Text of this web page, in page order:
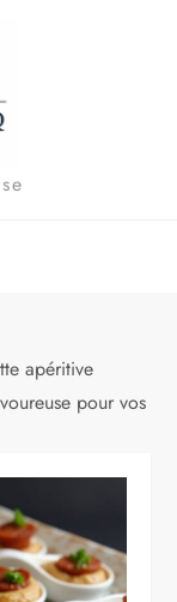
apéritive
pour vos